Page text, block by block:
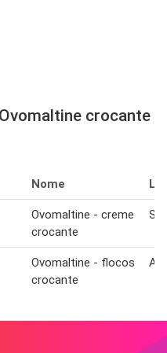
crocante
Nome
Ovomaltine - creme
crocante
Ovomaltine - flocos
crocante